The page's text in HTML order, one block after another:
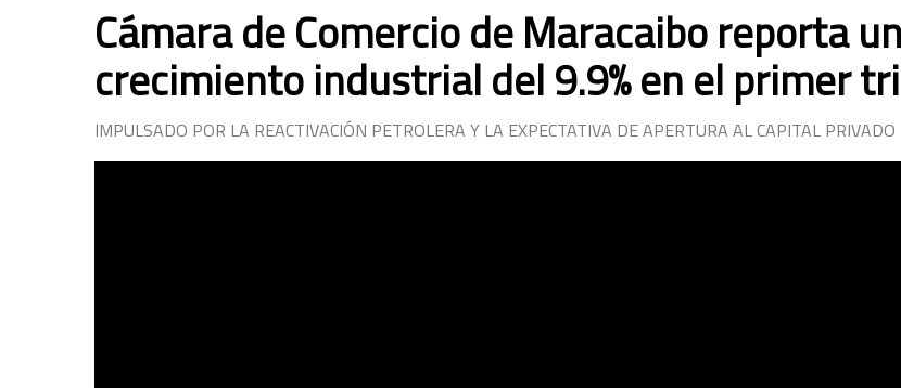
Cámara de Comercio de Maracaibo reporta un
crecimiento industrial del 9.9% en el primer
IMPULSADO POR LA REACTIVACIÓN PETROLERA Y LA EXPECTATIVA DE APERTURA AL CAPITAL PRIVADO